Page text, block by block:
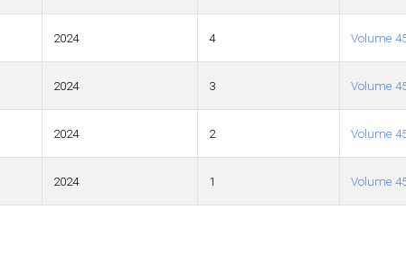
2024 4 Volume
2024 3 Volume
2024 2 Volume
2024 1 Volume